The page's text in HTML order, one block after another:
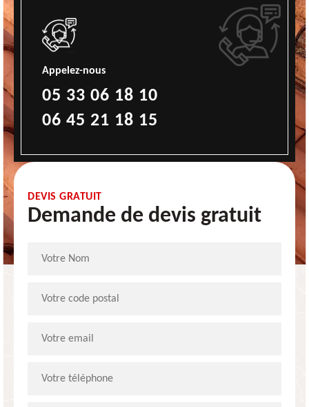
Appelez-nous
05 33 06 18 10
06 45 21 18 15
DEVIS GRATUIT
Demande de devis gratuit